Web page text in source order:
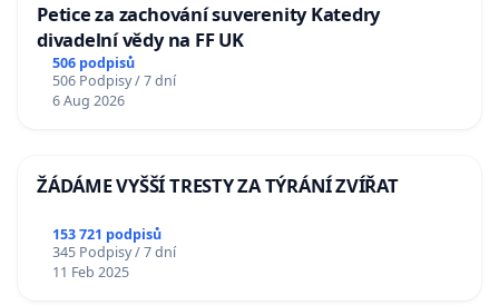
Petice za zachování suverenity Katedry
divadelní vědy na FF UK
506 podpisů
506 Podpisy / 7 dní
6 Aug 2026
ŽÁDÁME VYŠŠÍ TRESTY ZA TÝRÁNÍ ZVÍŘAT
153 721 podpisů
345 Podpisy / 7 dní
11 Feb 2025